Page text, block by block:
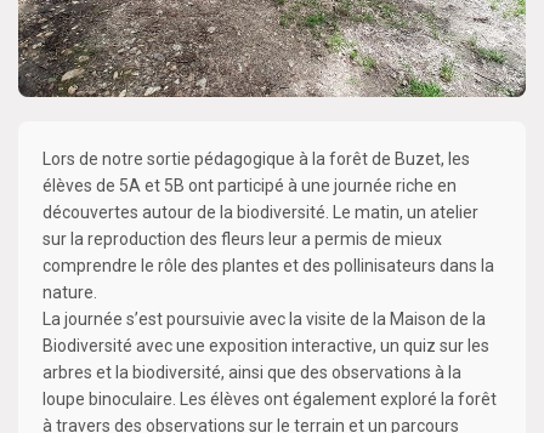
Lors de notre sortie pédagogique à la forêt de Buzet, les
élèves de 5A et 5B ont participé à une journée riche en
découvertes autour de la biodiversité. Le matin, un atelier
sur la reproduction des fleurs leur a permis de mieux
comprendre le rôle des plantes et des pollinisateurs dans la
nature.
La journée s’est poursuivie avec la visite de la Maison de la
Biodiversité avec une exposition interactive, un quiz sur les
arbres et la biodiversité, ainsi que des observations à la
loupe binoculaire. Les élèves ont également exploré la forêt
à travers des observations sur le terrain et un parcours